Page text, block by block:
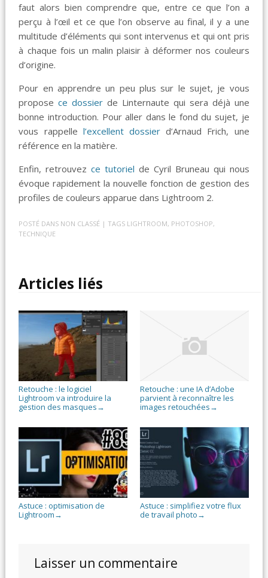
faut alors bien comprendre que, entre ce que l’on a
perçu à l’œil et ce que l’on observe au final, il y a une
multitude d’éléments qui sont intervenus et qui ont pris
à chaque fois un malin plaisir à déformer nos couleurs
d’origine.
Pour en apprendre un peu plus sur le sujet, je vous
proposece dossier de Linternaute qui sera déjà une
bonne introduction. Pour aller dans le fond du sujet, je
vous rappelle l’excellent dossier d’Arnaud Frich, une
référence en la matière.
Enfin, retrouvezce tutoriel de Cyril Bruneau qui nous
évoque rapidement la nouvelle fonction de gestion des
profiles de couleurs apparue dans Lightroom 2.
POSTÉ DANS NON CLASSÉ | TAGS LIGHTROOM, PHOTOSHOP,
TECHNIQUE
Articles liés
Retouche : le logiciel
Lightroom va introduire la
gestion des masques →
Retouche : une IA d’Adobe
parvient à reconnaître les
images retouchées →
Astuce : optimisation de
Lightroom →
Astuce : simplifiez votre flux
de travail photo →
Laisser un commentaire